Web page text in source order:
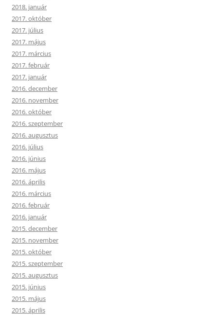
2018. január
2017. október
2017. július
2017. május
2017. március
2017. február
2017. január
2016. december
2016. november
2016. október
2016. szeptember
2016. augusztus
2016. július
2016. június
2016. május
2016. április
2016. március
2016. február
2016. január
2015. december
2015. november
2015. október
2015. szeptember
2015. augusztus
2015. június
2015. május
2015. április